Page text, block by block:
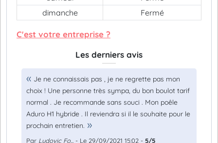
dimanche
Fermé
C'est votre entreprise ?
Les derniers avis
Je ne connaissais pas , je ne regrette pas mon
choix ! Une personne très sympa, du bon boulot tarif
normal . Je recommande sans souci . Mon poêle
Aduro H1 hybride . Il reviendra si il le souhaite pour le
prochain entretien.
Par Ludovic Fo... - Le 29/09/2021 15:02 - 5/5